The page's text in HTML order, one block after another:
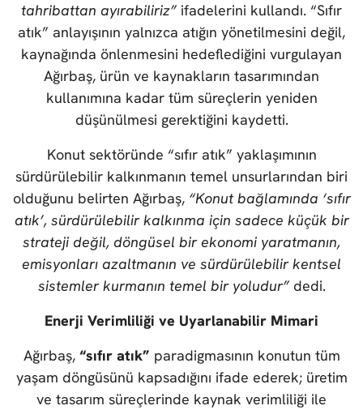
tahribattan ayırabiliriz”ifadelerini kullandı. “Sıfır
atık” anlayışının yalnızca atığın yönetilmesini değil,
kaynağında önlenmesini hedeflediğini vurgulayan
Ağırbaş, ürün ve kaynakların tasarımından
kullanımına kadar tüm süreçlerin yeniden
düşünülmesi gerektiğini kaydetti.
Konut sektöründe “sıfır atık” yaklaşımının
sürdürülebilir kalkınmanın temel unsurlarından biri
olduğunu belirten Ağırbaş, “Konut bağlamında ‘sıfır
atık’, sürdürülebilir kalkınma için sadece küçük bir
strateji değil, döngüsel bir ekonomi yaratmanın,
emisyonları azaltmanın ve sürdürülebilir kentsel
sistemler kurmanın temel bir yoludur” dedi.
Enerji Verimliliği ve Uyarlanabilir Mimari
Ağırbaş,“sıfır atık” paradigmasının konutun tüm
yaşam döngüsünü kapsadığını ifade ederek; üretim
ve tasarım süreçlerinde kaynak verimliliği ile